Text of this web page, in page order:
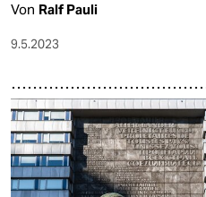
Von Ralf Pauli
9.5.2023